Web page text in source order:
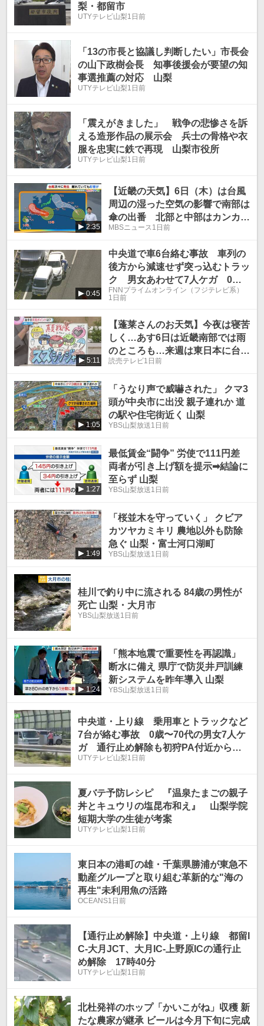
梨・都留市
UTYテレビ山梨1日前
「13の市長と協議し判断したい」市長会
の山下政樹会長 知事後援会が要望の知
事選推薦の対応 山梨
UTYテレビ山梨1日前
「震えがきました」 戦争の悲惨さを訴
える造形作品の展示会 兵士の骨格や衣
服を忠実に鉄で再現 山梨市役所
UTYテレビ山梨1日前
2:35
【近畿の天気】6日（木）は台風
周辺の湿った空気の影響で南部は
傘の出番 北部と中部はカンカン
照りの猛暑
MBSニュース 1日前
0:45
中央道で車6台絡む事故 車列の
後方から減速せず突っ込むトラッ
ク 男女あわせて7人ケガ 0歳
児巻き込まれる 山梨
FNNプライムオンライン（フジテレビ系）
1日前
5:11
【蓬莱さんのお天気】今夜は寝苦
しく…あす6日は近畿南部では雨
のところも…来週は東日本に台風
が！
読売テレビ1日前
1:05
「うなり声で威嚇された」 クマ3
頭が中央市に出没 親子連れか 道
の駅や住宅街近く 山梨
YBS山梨放送1日前
1:27
最低賃金“闘争” 労使で111円差
両者が引き上げ額を提示➡結論に
至らず 山梨
YBS山梨放送1日前
1:49
「桜並木を守っていく」 クビア
カツヤカミキリ 農地以外も防除
急ぐ 山梨・富士河口湖町
YBS山梨放送1日前
桂川で釣り中に流される 84歳の男性が
死亡 山梨・大月市
YBS山梨放送1日前
1:24
「熊本地震で重要性を再認識」
断水に備え 県庁で防災井戸訓練
新システムを昨年導入 山梨
YBS山梨放送1日前
中央道・上り線 乗用車とトラックなど
7台が絡む事故 0歳〜70代の男女7人ケ
ガ 通行止め解除も初狩PA付近から渋
滞12㎞ 18時30分現在
UTYテレビ山梨1日前
夏バテ予防レシピ 『温泉たまごの親子
丼とキュウリの塩昆布和え』 山梨学院
短期大学の生徒が考案
UTYテレビ山梨1日前
東日本の港町の雄・千葉県勝浦が東急不
動産グループと取り組む革新的な"海の
再生"未利用魚の活路
OCEANS1日前
【通行止め解除】中央道・上り線 都留I
C-大月JCT、大月IC-上野原ICの通行止
め解除 17時40分
UTYテレビ山梨1日前
北杜発祥のホップ「かいこがね」収穫 新
たな農家が継承 ビールは今月下旬に完成